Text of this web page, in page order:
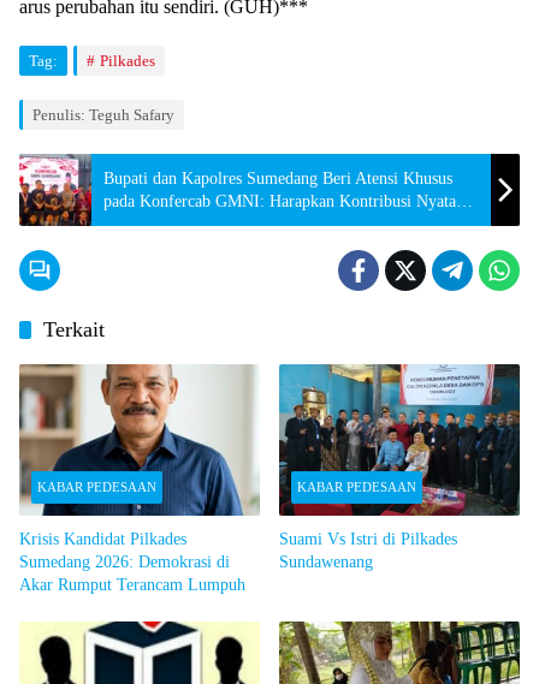
arus perubahan itu sendiri. (GUH)***
Tag: Pilkades
Penulis: Teguh Safary
Bupati dan Kapolres Sumedang Beri Atensi Khusus
pada Konfercab GMNI: Harapkan Kontribusi Nyata
untuk Masyarakat
Terkait
KABAR PEDESAAN
Krisis Kandidat Pilkades
Sumedang 2026: Demokrasi di
Akar Rumput Terancam Lumpuh
KABAR PEDESAAN
Suami Vs Istri di Pilkades
Sundawenang